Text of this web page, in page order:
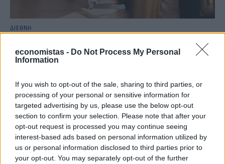
economistas - Do Not Process My Personal
Information
If you wish to opt-out of the sale, sharing to third parties, or
processing of your personal or sensitive information for
targeted advertising by us, please use the below opt-out
section to confirm your selection. Please note that after your
opt-out request is processed you may continue seeing
interest-based ads based on personal information utilized by
us or personal information disclosed to third parties prior to
your opt-out. You may separately opt-out of the further
ΔΙΕΘΝΗ
βαλίτσα στο ντουλαπάκι
εταιρείες χαμηλού κόστους χρεώνουν ξεχωριστά υπηρεσίες που
μέχρι πρότινος θεωρούνται αυτονόητες.
NEWSROOM 06 Αυγ 2026